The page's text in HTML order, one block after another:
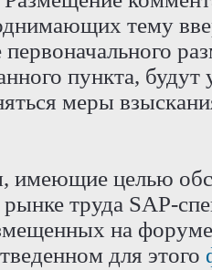
тему
первоначального
пункта, будут
меры
имеющие целью
рынке труда SAP-
на
для этого